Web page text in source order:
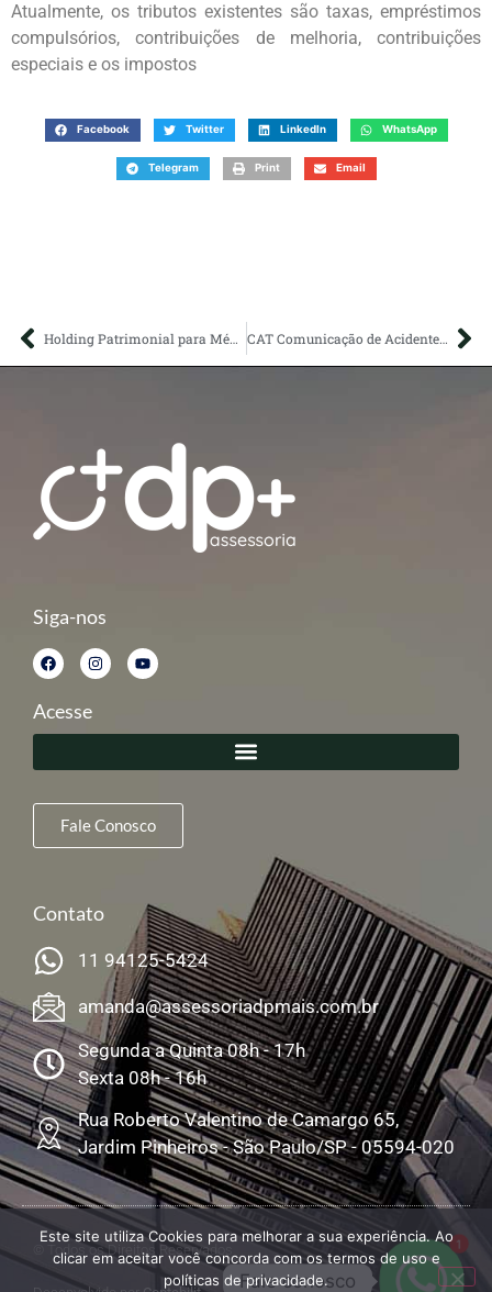
Atualmente, os tributos existentes são taxas, empréstimos
compulsórios, contribuições de melhoria, contribuições
especiais e os impostos
Facebook Twitter LinkedIn WhatsApp
Telegram Print Email
Holding Patrimonial para Médicos CAT Comunicação de Acidente de Trabalho
Siga-nos
Acesse
Fale Conosco
Contato
11 94125-5424
amanda@assessoriadpmais.com.br
Segunda a Quinta 08h - 17h
Sexta 08h - 16h
Rua Roberto Valentino de Camargo 65,
Jardim Pinheiros - São Paulo/SP - 05594-020
© Todos os Direitos Reservados
Este site utiliza Cookies para melhorar a sua experiência. Ao
clicar em aceitar você concorda com os termos de uso e
políticas de privacidade.
Fale conosco